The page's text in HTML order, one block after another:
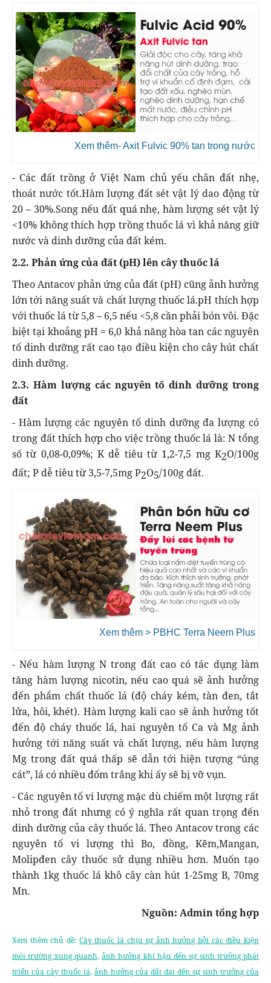
Xem thêm- Axit Fulvic 90% tan trong nước
- Các đất trồng ở Việt Nam chủ yếu chân đất nhẹ,
thoát nước tốt.Hàm lượng đất sét vật lý dao động từ
20 – 30%.Song nếu đất quá nhẹ, hàm lượng sét vật lý
<10% không thích hợp trồng thuốc lá vì khả năng giữ
nước và dinh dưỡng của đất kém.
2.2. Phản ứng của đất (pH) lên cây thuốc lá
Theo Antacov phản ứng của đất (pH) cũng ảnh hưởng
lớn tới năng suất và chất lượng thuốc lá.pH thích hợp
với thuốc lá từ 5,8 – 6,5 nếu <5,8 cần phải bón vôi. Đặc
biệt tại khoảng pH = 6,0 khả năng hòa tan các nguyên
tố dinh dưỡng rất cao tạo điều kiện cho cây hút chất
dinh dưỡng.
2.3. Hàm lượng các nguyên tố dinh dưỡng trong
đất
- Hàm lượng các nguyên tố dinh dưỡng đa lượng có
trong đất thích hợp cho việc trồng thuốc lá là: N tổng
số từ 0,08-0,09%; K dễ tiêu từ 1,2-7,5 mg K2O/100g
đất; P dễ tiêu từ 3,5-7,5mg P2O5/100g đất.
Xem thêm > PBHC Terra Neem Plus
- Nếu hàm lượng N trong đất cao có tác dụng làm
tăng hàm lượng nicotin, nếu cao quá sẽ ảnh hưởng
đến phẩm chất thuốc lá (độ cháy kém, tàn đen, tắt
lửa, hôi, khét). Hàm lượng kali cao sẽ ảnh hưởng tốt
đến độ cháy thuốc lá, hai nguyên tố Ca và Mg ảnh
hưởng tới năng suất và chất lượng, nếu hàm lượng
Mg trong đất quá thấp sẽ dẫn tới hiện tượng “úng
cát”, lá có nhiều đốm trắng khi ấy sẽ bị vỡ vụn.
- Các nguyên tố vi lượng mặc dù chiếm một lượng rất
nhỏ trong đất nhưng có ý nghĩa rất quan trọng đến
dinh dưỡng của cây thuốc lá. Theo Antacov trong các
nguyên tố vi lượng thì Bo, đồng, Kẽm,Mangan,
Molipđen cây thuốc sử dụng nhiều hơn. Muốn tạo
thành 1kg thuốc lá khô cây càn hút 1-25mg B, 70mg
Mn.
Nguồn: Admin tổng hợp
Xem thêm chủ đề: Cây thuốc lá chịu sự ảnh hưởng bởi các điều kiện
môi trường xung quanh, ảnh hưởng khí hậu đến sự sinh trưởng phát
triển của cây thuốc lá, ảnh hưởng của đất đai đến sự sinh trưởng của